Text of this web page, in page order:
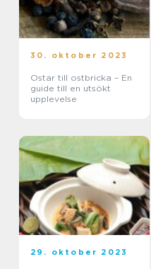
30. oktober 2023
Ostar till ostbricka – En
guide till en utsökt
upplevelse
29. oktober 2023